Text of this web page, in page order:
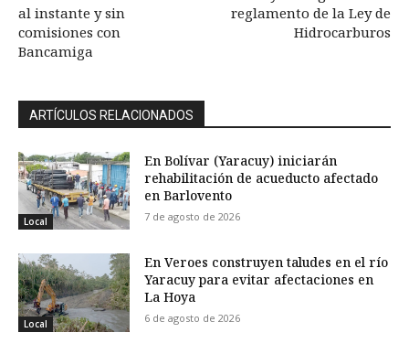
al instante y sin
comisiones con
Bancamiga
reglamento de la Ley de
Hidrocarburos
ARTÍCULOS RELACIONADOS
Local
En Bolívar (Yaracuy) iniciarán
rehabilitación de acueducto afectado
en Barlovento
7 de agosto de 2026
Local
En Veroes construyen taludes en el río
Yaracuy para evitar afectaciones en
La Hoya
6 de agosto de 2026